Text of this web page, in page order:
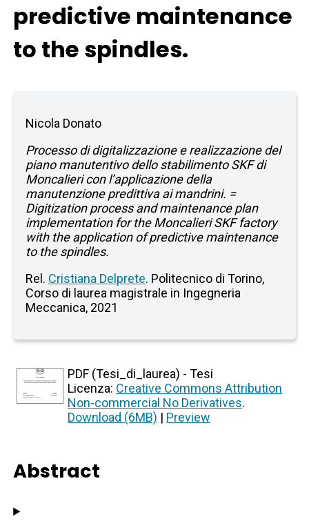
predictive maintenance
to the spindles.
Nicola Donato
Processo di digitalizzazione e realizzazione del
piano manutentivo dello stabilimento SKF di
Moncalieri con l’applicazione della
manutenzione predittiva ai mandrini. =
Digitization process and maintenance plan
implementation for the Moncalieri SKF factory
with the application of predictive maintenance
to the spindles.
Rel. Cristiana Delprete. Politecnico di Torino,
Corso di laurea magistrale in Ingegneria
Meccanica, 2021
PDF (Tesi_di_laurea) - Tesi
Licenza: Creative Commons Attribution
Non-commercial No Derivatives.
Download (6MB) | Preview
Abstract